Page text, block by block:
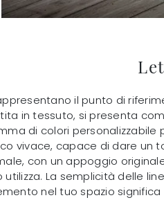
il punto di
in tessuto, si presenta
di colori
vivace, capace di dare un
con un appoggio
La semplicità delle
nel tuo spazio